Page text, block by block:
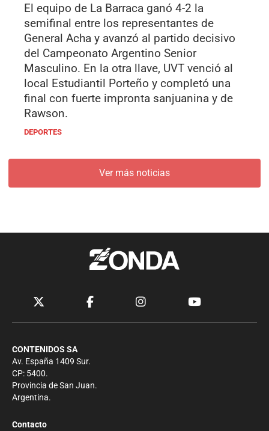
El equipo de La Barraca ganó 4-2 la
semifinal entre los representantes de
General Acha y avanzó al partido decisivo
del Campeonato Argentino Senior
Masculino. En la otra llave, UVT venció al
local Estudiantil Porteño y completó una
final con fuerte impronta sanjuanina y de
Rawson.
DEPORTES
Ver más noticias
CONTENIDOS SA
Av. España 1409 Sur.
CP: 5400.
Provincia de San Juan.
Argentina.
Contacto